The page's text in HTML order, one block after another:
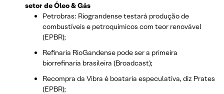
setor de Óleo & Gás
Petrobras: Riograndense testará produção de
combustíveis e petroquímicos com teor renovável
(EPBR);
Refinaria RioGandense pode ser a primeira
biorrefinaria brasileira (Broadcast);
Recompra da Vibra é boataria especulativa, diz Prates
(EPBR);